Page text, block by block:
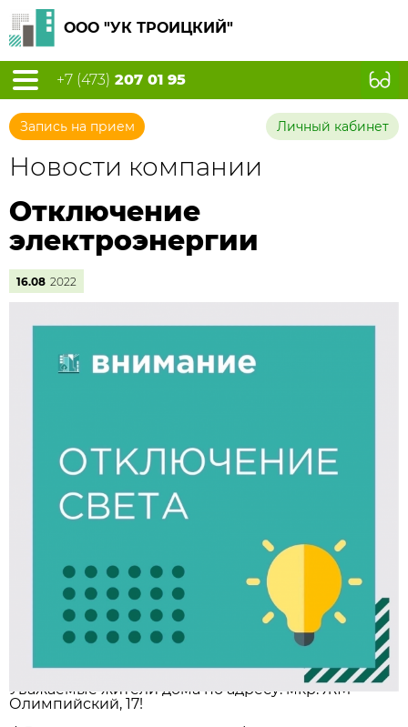
ООО "УК ТРОИЦКИЙ"
+7 (473) 207 01 95
Запись на прием Личный кабинет
Новости компании
Отключение
электроэнергии
16.08 2022
Уважаемые жители дома по адресу: мкр. ЖМ
Олимпийский, 17!